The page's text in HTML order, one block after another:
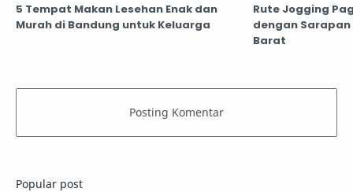
5 Tempat Makan Lesehan Enak dan
Murah di Bandung untuk Keluarga
Rute Jogging
dengan
Barat
Popular post